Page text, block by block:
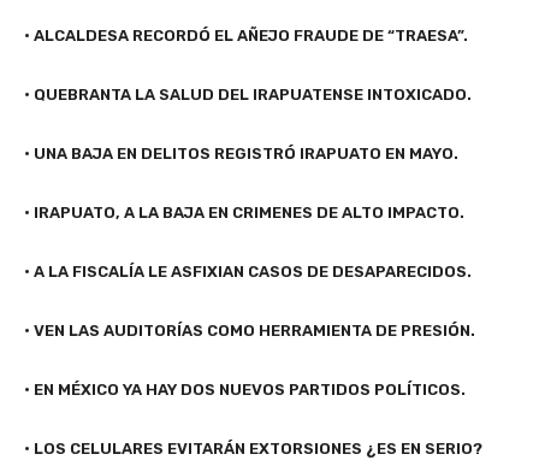
• ALCALDESA RECORDÓ EL AÑEJO FRAUDE DE “TRAESA”.
• QUEBRANTA LA SALUD DEL IRAPUATENSE INTOXICADO.
• UNA BAJA EN DELITOS REGISTRÓ IRAPUATO EN MAYO.
• IRAPUATO, A LA BAJA EN CRIMENES DE ALTO IMPACTO.
• A LA FISCALÍA LE ASFIXIAN CASOS DE DESAPARECIDOS.
• VEN LAS AUDITORÍAS COMO HERRAMIENTA DE PRESIÓN.
• EN MÉXICO YA HAY DOS NUEVOS PARTIDOS POLÍTICOS.
• LOS CELULARES EVITARÁN EXTORSIONES ¿ES EN SERIO?